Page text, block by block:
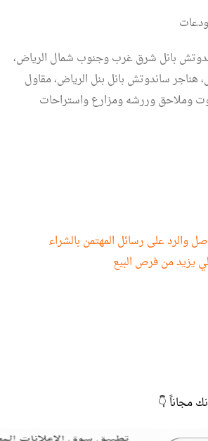
ساندوتش بانل شرق غرب وجنوب شمال الرياض،
ساندوتش بانل بنل الرياض، مقاول
وملاحق وررشه ومزارع واستراحات
والرد على رسائل المهتمن بالشراء
يزيد من فرص البيع
مجاناً 👇